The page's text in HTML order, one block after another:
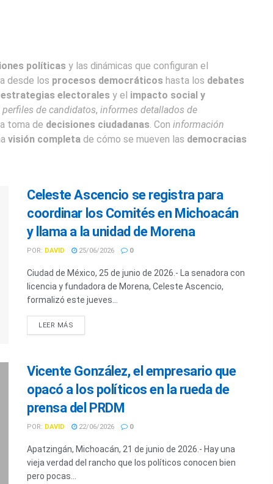
políticas y las dinámicas que configuran el
desde los procesos democráticos hasta los debates
estrategias electorales y el impacto social y
perfiles de candidatos, informes detallados de
toma de decisiones ciudadanas. Con información
visión completa de cómo se mueven las democracias
Celeste Ascencio se registra para
coordinar los Comités en Michoacán
y llama a la unidad de Morena
POR: DAVID 25/06/2026 0
Ciudad de México, 25 de junio de 2026.- La senadora con
licencia y fundadora de Morena, Celeste Ascencio,
formalizó este jueves...
LEER MÁS
Vicente González, el empresario que
opacó a los políticos en la rueda de
prensa del PRDM
POR: DAVID 22/06/2026 0
Apatzingán, Michoacán, 21 de junio de 2026.- Hay una
vieja verdad del rancho que los políticos conocen bien
pero pocas...